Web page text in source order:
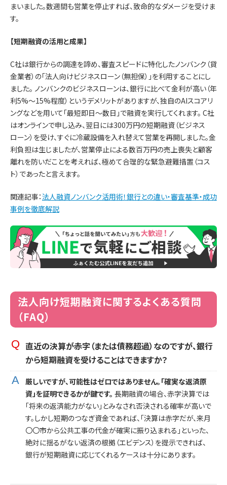
まいました。数週間も営業を停止すれば、致命的なダメージを受けま
す。
【短期融資の活用と成果】
C社は銀行からの調達を諦め、審査スピードに特化したノンバンク（貸
金業者）の「法人向けビジネスローン（無担保）」を利用することにし
ました。 ノンバンクのビジネスローンは、銀行に比べて金利が高い（年
利5%〜15%程度）というデメリットがありますが、独自のAIスコアリ
ングなどを用いて「最短即日〜数日」で融資を実行してくれます。 C社
はオンラインで申し込み、翌日には300万円の短期融資（ビジネス
ローン）を受け、すぐに冷蔵設備を入れ替えて営業を再開しました。金
利負担は生じましたが、営業停止による数百万円の売上喪失と顧客
離れを防いだことを考えれば、極めて合理的な緊急避難措置（コス
ト）であったと言えます。
関連記事：法人融資ノンバンク活用術！銀行との違い・審査基準・成功
事例を徹底解説
法人向け短期融資に関するよくある質問
（FAQ）
直近の決算が赤字（または債務超過）なのですが、銀行
から短期融資を受けることはできますか？
厳しいですが、可能性はゼロではありません。「確実な返済原
資」を証明できるかが鍵です。 長期融資の場合、赤字決算では
「将来の返済能力がない」とみなされ否決される確率が高いで
す。しかし短期のつなぎ資金であれば、「決算は赤字だが、来月
〇〇市から公共工事の代金が確実に振り込まれる」といった、
絶対に揺るがない返済の根拠（エビデンス）を提示できれば、
銀行が短期融資に応じてくれるケースは十分にあります。